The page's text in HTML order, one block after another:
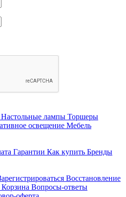
Настольные лампы Торшеры
освещение Мебель
Гарантии Как купить Бренды
Восстановление
Корзина Вопросы-ответы